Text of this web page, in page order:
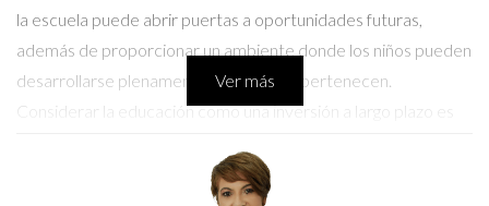
la escuela puede abrir puertas a oportunidades futuras,
además de proporcionar un ambiente donde los niños pueden
desarrollarse plenamente y sentir que pertenecen.
Considerar la educación como una inversión a largo plazo es
necesarias para enfrentar el mundo en constante cambio.
Ver más